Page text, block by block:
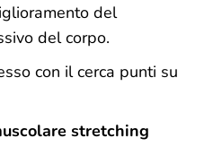
del
del corpo.
con il cerca punti su
stretching